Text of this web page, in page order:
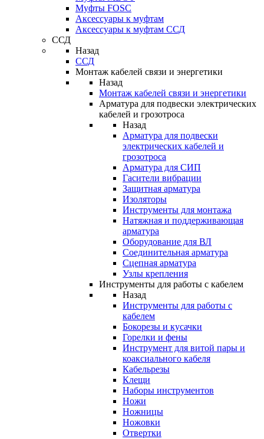
Муфты FOSC
Аксессуары к муфтам
Аксессуары к муфтам ССД
ССД
Назад
ССД
Монтаж кабелей связи и энергетики
Назад
Монтаж кабелей связи и энергетики
Арматура для подвески электрических
кабелей и грозотроса
Назад
Арматура для подвески
электрических кабелей и
грозотроса
Арматура для СИП
Гасители вибрации
Защитная арматура
Изоляторы
Инструменты для монтажа
Натяжная и поддерживающая
арматура
Оборудование для ВЛ
Соединительная арматура
Сцепная арматура
Узлы крепления
Инструменты для работы с кабелем
Назад
Инструменты для работы с
кабелем
Бокорезы и кусачки
Горелки и фены
Инструмент для витой пары и
коаксиального кабеля
Кабельрезы
Клещи
Наборы инструментов
Ножи
Ножницы
Ножовки
Отвертки